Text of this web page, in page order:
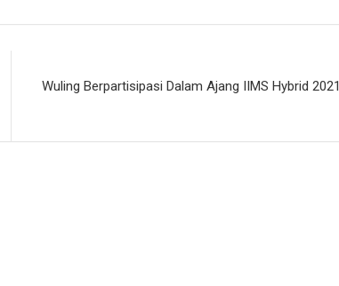
Wuling Berpartisipasi Dalam Ajang IIMS Hybrid 2021